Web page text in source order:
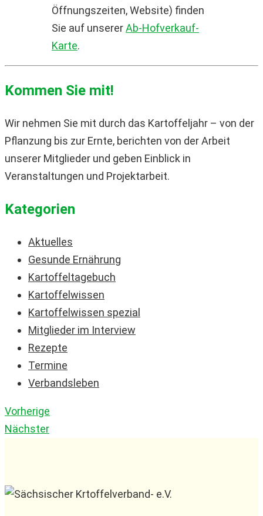
Öffnungszeiten, Website) finden
Sie auf unsererAb-Hofverkauf-
Karte.
Kommen Sie mit!
Wir nehmen Sie mit durch das Kartoffeljahr – von der
Pflanzung bis zur Ernte, berichten von der Arbeit
unserer Mitglieder und geben Einblick in
Veranstaltungen und Projektarbeit.
Kategorien
Aktuelles
Gesunde Ernährung
Kartoffeltagebuch
Kartoffelwissen
Kartoffelwissen spezial
Mitglieder im Interview
Rezepte
Termine
Verbandsleben
Vorherige
Nächster